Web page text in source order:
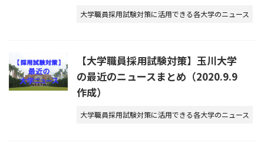
大学職員採用試験対策に活用できる各大学のニュース
【大学職員採用試験対策】玉川大学
の最近のニュースまとめ（2020.9.9
作成）
大学職員採用試験対策に活用できる各大学のニュース